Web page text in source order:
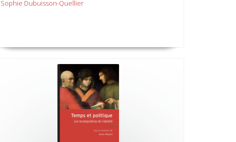
Sophie Dubuisson-Quellier